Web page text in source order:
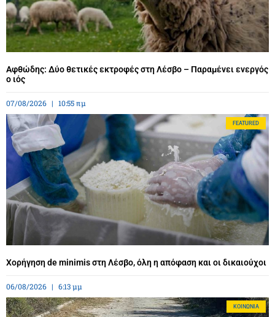
Αφθώδης: Δύο θετικές εκτροφές στη Λέσβο – Παραμένει ενεργός
ο ιός
07/08/2026 10:55 πμ
FEATURED
Χορήγηση de minimis στη Λέσβο, όλη η απόφαση και οι δικαιούχοι
06/08/2026 6:13 μμ
ΚΟΙΝΩΝΊΑ